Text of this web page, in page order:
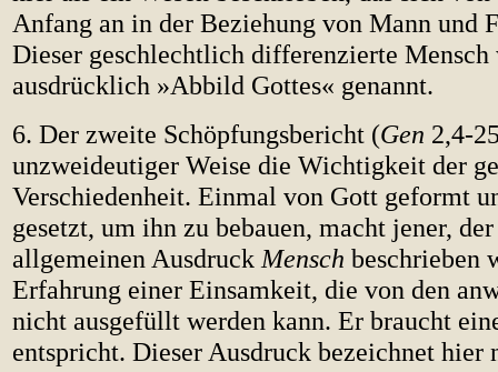
Anfang an in der Beziehung von Mann und
Dieser geschlechtlich differenzierte
ausdrücklich »Abbild Gottes« genannt.
6. Der zweite Schöpfungsbericht (Gen 2,4-
unzweideutiger Weise die Wichtigkeit der
Verschiedenheit. Einmal von Gott geformt
gesetzt, um ihn zu bebauen, macht jener,
allgemeinen Ausdruck Mensch beschrieben
Erfahrung einer Einsamkeit, die von den
nicht ausgefüllt werden kann. Er braucht
entspricht. Dieser Ausdruck bezeichnet hier